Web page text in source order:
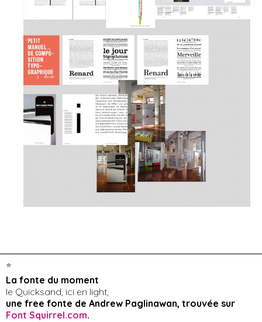
*
La fonte du moment
le Quicksand, ici en light,
une free fonte de Andrew Paglinawan, trouvée sur
Font Squirrel.com.